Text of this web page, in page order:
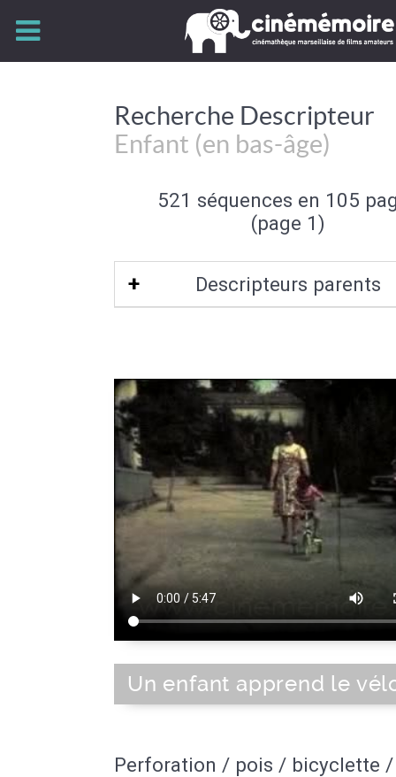
Recherche Descripteur
Enfant (en bas-âge)
521 séquences en 105
(page 1)
Descripteurs parents
Un enfant apprend le
Perforation / pois / bicyclette